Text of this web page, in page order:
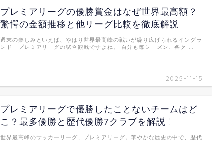
プレミアリーグの優勝賞金はなぜ世界最高額？
驚愕の金額推移と他リーグ比較を徹底解説
2025-11-15
週末の楽しみといえば、やはり世界最高峰の戦いが繰り広げられるイングラ
ンド・プレミアリーグの試合観戦ですよね。 自分も毎シーズン、各ク …
プレミアリーグで優勝したことないチームはど
こ？最多優勝と歴代優勝7クラブを解説！
世界最高峰のサッカーリーグ、プレミアリーグ。華やかな歴史の中で、歴代